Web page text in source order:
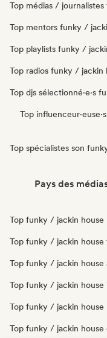
Top médias /
Top mentors funky /
Top playlists funky /
Top radios funky / jackin
Top djs sélectionné·e·s
Top
Top spécialistes son
Pays des
Top funky / jackin house
Top funky / jackin house
Top funky / jackin house
Top funky / jackin house
Top funky / jackin house
Top funky / jackin house